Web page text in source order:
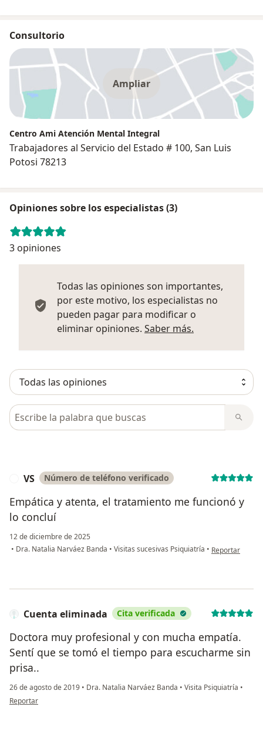
Consultorio
Ampliar
Centro Ami Atención Mental Integral
Trabajadores al Servicio del Estado # 100, San Luis
Potosi 78213
Opiniones sobre los especialistas (3)
3 opiniones
Todas las opiniones son importantes,
por este motivo, los especialistas no
pueden pagar para modificar o
eliminar opiniones. Saber más.
Busca en opiniones
VS Número de teléfono verificado
Empática y atenta, el tratamiento me funcionó y
lo concluí
12 de diciembre de 2025
• Dra. Natalia Narváez Banda • Visitas sucesivas Psiquiatría • en opinión del
Reportar
Cuenta eliminada Cita verificada
Doctora muy profesional y con mucha empatía.
Sentí que se tomó el tiempo para escucharme sin
prisa..
26 de agosto de 2019 • Dra. Natalia Narváez Banda • Visita Psiquiatría •
en opinión del usuario Cuenta eliminada
Reportar